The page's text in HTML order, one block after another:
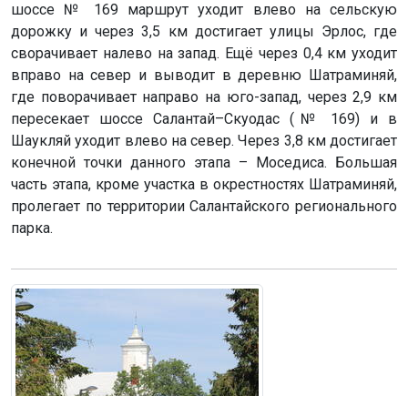
шоссе № 169 маршрут уходит влево на сельскую
дорожку и через 3,5 км достигает улицы Эрлос, где
сворачивает налево на запад. Ещё через 0,4 км уходит
вправо на север и выводит в деревню Шатраминяй,
где поворачивает направо на юго-запад, через 2,9 км
пересекает шоссе Салантай–Скуодас (№ 169) и в
Шаукляй уходит влево на север. Через 3,8 км достигает
конечной точки данного этапа – Моседиса. Большая
часть этапа, кроме участка в окрестностях Шатраминяй,
пролегает по территории Салантайского регионального
парка.